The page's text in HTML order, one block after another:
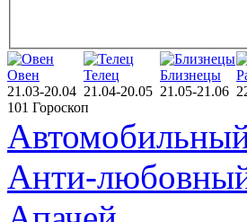
Овен
21.03-20.04
Телец
21.04-20.05
Близнецы
21.05-21.06
101 Гороскоп
Анти-